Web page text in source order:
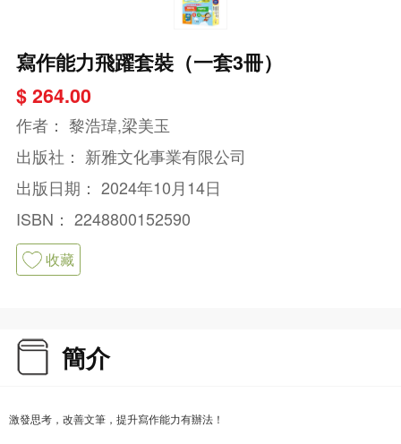
寫作能力飛躍套裝（一套3冊）
$ 264.00
作者： 黎浩瑋,梁美玉
出版社： 新雅文化事業有限公司
出版日期： 2024年10月14日
ISBN： 2248800152590
收藏
簡介
激發思考，改善文筆，提升寫作能力有辦法！